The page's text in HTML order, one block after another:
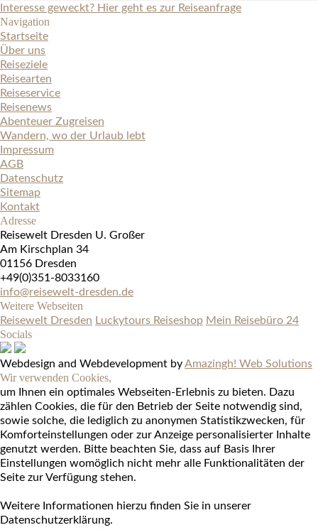
Interesse geweckt? Hier geht es zur Reiseanfrage
Navigation
Startseite
Über uns
Reiseziele
Reisearten
Reiseservice
Reisenews
Abenteuer Zugreisen
Wandern, wo der Urlaub lebt
Impressum
AGB
Datenschutz
Sitemap
Kontakt
Adresse
Reisewelt Dresden U. Großer
Am Kirschplan 34
01156 Dresden
+49(0)351-8033160
info@reisewelt-dresden.de
Weitere Webseiten
Reisewelt Dresden Luckytours Reiseshop Mein Reisebüro 24
Socials
Webdesign and Webdevelopment byAmazingh! Web Solutions
Wir verwenden Cookies,
um Ihnen ein optimales Webseiten-Erlebnis zu bieten. Dazu
zählen Cookies, die für den Betrieb der Seite notwendig sind,
sowie solche, die lediglich zu anonymen Statistikzwecken, für
Komforteinstellungen oder zur Anzeige personalisierter Inhalte
genutzt werden. Bitte beachten Sie, dass auf Basis Ihrer
Einstellungen womöglich nicht mehr alle Funktionalitäten der
Seite zur Verfügung stehen.
Weitere Informationen hierzu finden Sie in unserer
Datenschutzerklärung.